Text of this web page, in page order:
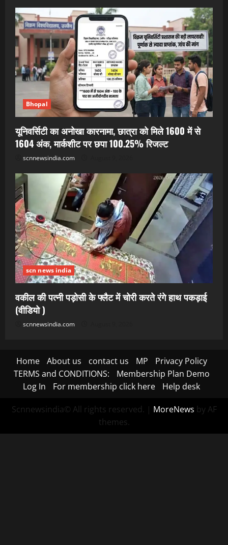
Bhopal
यूनिवर्सिटी का अनोखा कारनामा, छात्रा को मिले 1600 में से
1604 अंक, मार्कशीट पर छपा 100.25% रिजल्ट
scnnewsindia.com
scn news india
वकील की पत्नी पड़ोसी के फ्लैट में चोरी करते रंगे हाथ पकड़ाई
(वीडियो )
scnnewsindia.com
Home About us contact us MP
Privacy Policy
TERMS and CONDITIONS:
Membership Plan Demo
Log In
For membership click here Help desk
Scnnewsindia© All rights reserved. | MoreNews by AF
themes.